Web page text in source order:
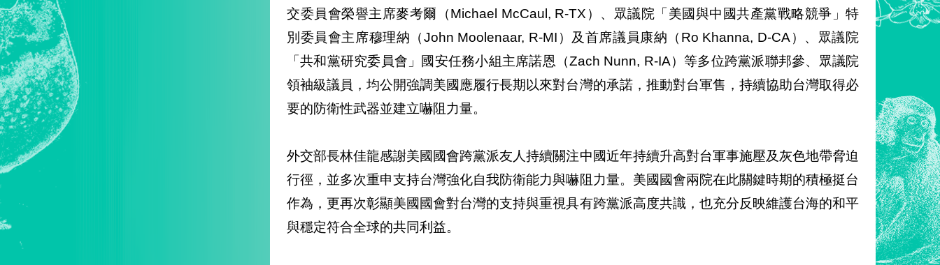
交委員會榮譽主席麥考爾（Michael McCaul, R-TX）、眾議院「美國與中國共產黨戰略競爭」特
別委員會主席穆理納（John Moolenaar, R-MI）及首席議員康納（Ro Khanna, D-CA）、眾議院
「共和黨研究委員會」國安任務小組主席諾恩（Zach Nunn, R-IA）等多位跨黨派聯邦參、眾議院
領袖級議員，均公開強調美國應履行長期以來對台灣的承諾，推動對台軍售，持續協助台灣取得必
要的防衛性武器並建立嚇阻力量。
外交部長林佳龍感謝美國國會跨黨派友人持續關注中國近年持續升高對台軍事施壓及灰色地帶脅迫
行徑，並多次重申支持台灣強化自我防衛能力與嚇阻力量。美國國會兩院在此關鍵時期的積極挺台
作為，更再次彰顯美國國會對台灣的支持與重視具有跨黨派高度共識，也充分反映維護台海的和平
與穩定符合全球的共同利益。